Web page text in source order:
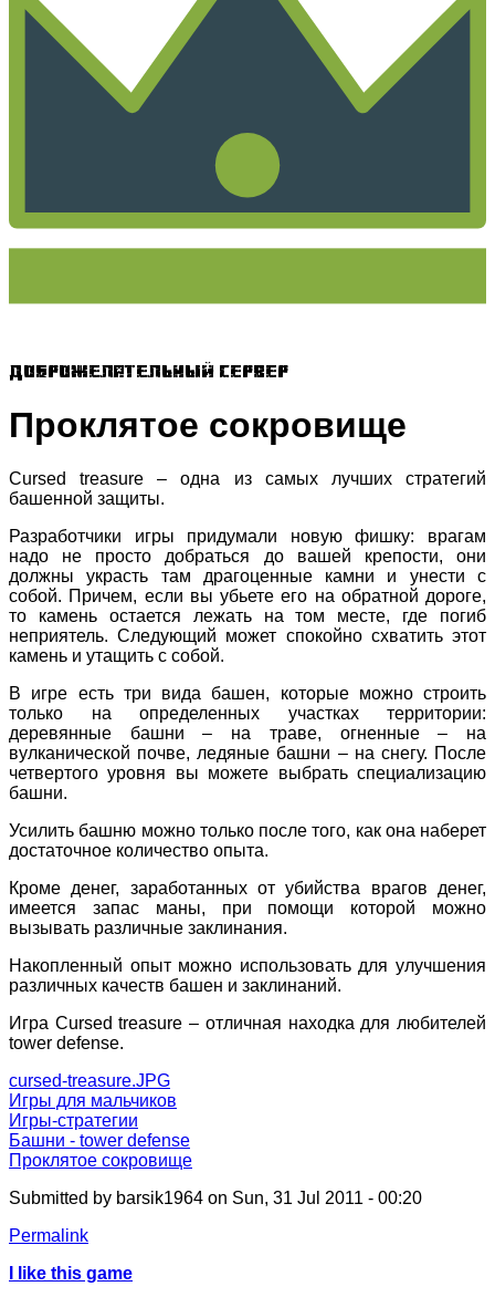
Доброжелательный сервер
Проклятое сокровище
Cursed treasure – одна из самых лучших стратегий
башенной защиты.
Разработчики игры придумали новую фишку: врагам
надо не просто добраться до вашей крепости, они
должны украсть там драгоценные камни и унести с
собой. Причем, если вы убьете его на обратной дороге,
то камень остается лежать на том месте, где погиб
неприятель. Следующий может спокойно схватить этот
камень и утащить с собой.
В игре есть три вида башен, которые можно строить
только на определенных участках территории:
деревянные башни – на траве, огненные – на
вулканической почве, ледяные башни – на снегу. После
четвертого уровня вы можете выбрать специализацию
башни.
Усилить башню можно только после того, как она наберет
достаточное количество опыта.
Кроме денег, заработанных от убийства врагов денег,
имеется запас маны, при помощи которой можно
вызывать различные заклинания.
Накопленный опыт можно использовать для улучшения
различных качеств башен и заклинаний.
Игра Cursed treasure – отличная находка для любителей
tower defense.
cursed-treasure.JPG
Игры для мальчиков
Игры-стратегии
Башни - tower defense
Проклятое сокровище
Submitted by barsik1964 on Sun, 31 Jul 2011 - 00:20
Permalink
I like this game